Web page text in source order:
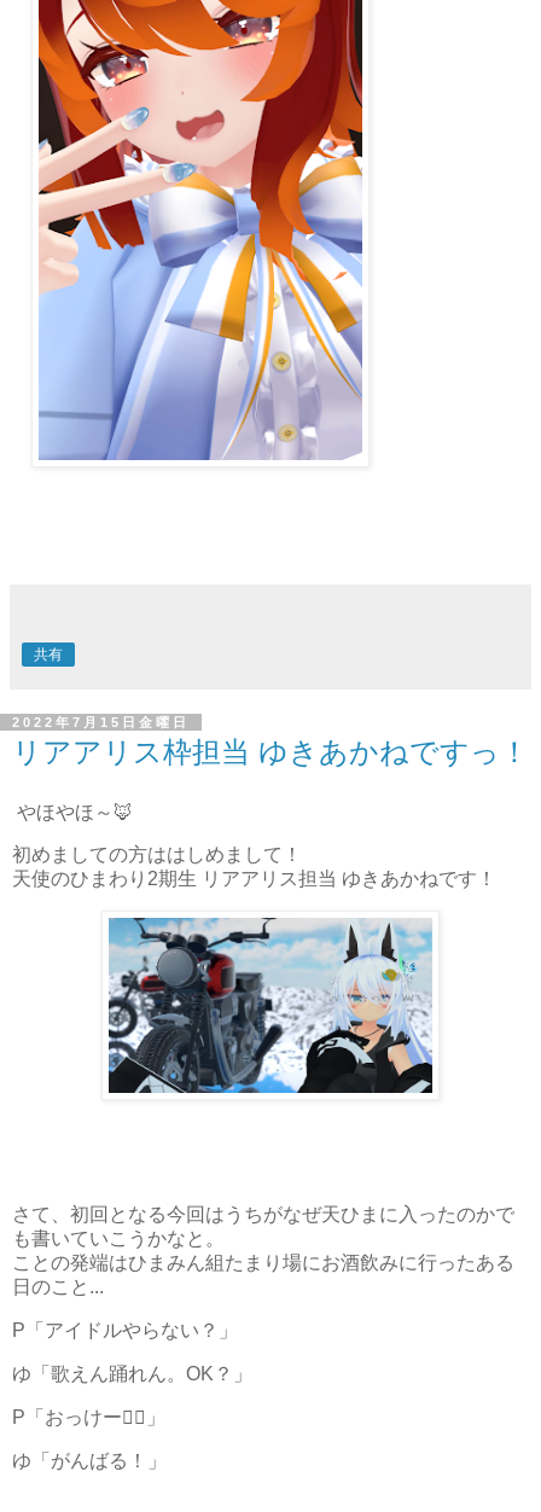
共有
2022年7月15日金曜日
リアアリス枠担当 ゆきあかねですっ！
やほやほ～🦊
初めましての方ははしめまして！
天使のひまわり2期生 リアアリス担当 ゆきあかねです！
さて、初回となる今回はうちがなぜ天ひまに入ったのかで
も書いていこうかなと。
ことの発端はひまみん組たまり場にお酒飲みに行ったある
日のこと...
P「アイドルやらない？」
ゆ「歌えん踊れん。OK？」
P「おっけー🙆‍♀️」
ゆ「がんばる！」